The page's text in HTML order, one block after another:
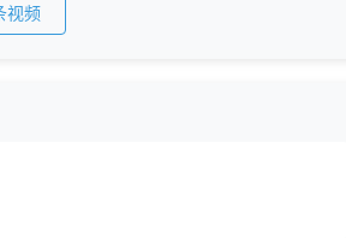
视频